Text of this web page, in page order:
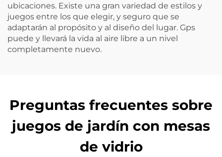
ubicaciones. Existe una gran variedad de estilos y
juegos entre los que elegir, y seguro que se
adaptarán al propósito y al diseño del lugar. Gps
puede y llevará la vida al aire libre a un nivel
completamente nuevo.
Preguntas frecuentes sobre
juegos de jardín con mesas
de vidrio